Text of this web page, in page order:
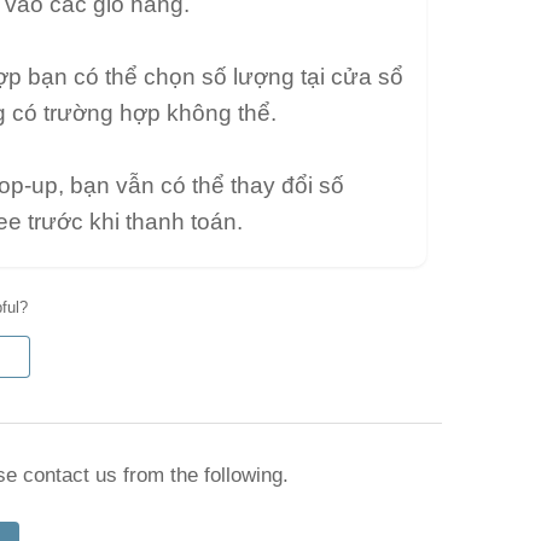
bạn có thể chọn số lượng tại cửa sổ
có trường hợp không thể.
up, bạn vẫn có thể thay đổi số
trước khi thanh toán.
contact us from the following.